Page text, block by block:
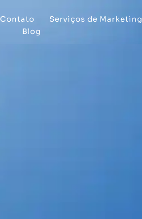
Contato
Serviços de Marketing
Blog